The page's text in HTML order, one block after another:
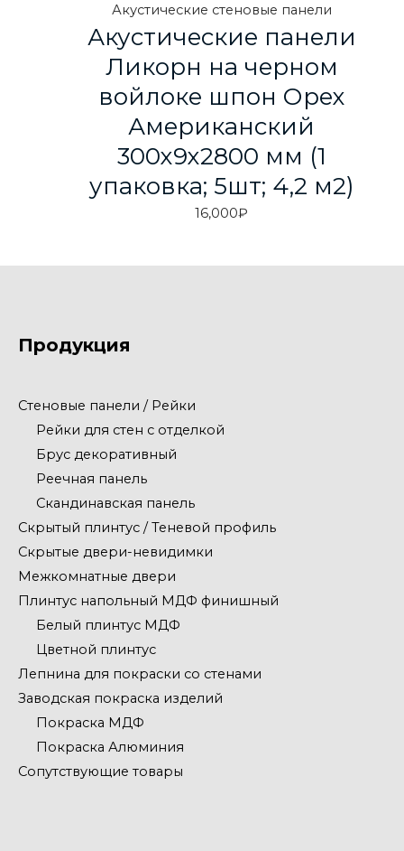
Акустические стеновые панели
Акустические панели
Ликорн на черном
войлоке шпон Орех
Американский
300х9х2800 мм (1
упаковка; 5шт; 4,2 м2)
16,000₽
Продукция
Стеновые панели / Рейки
Рейки для стен с отделкой
Брус декоративный
Реечная панель
Скандинавская панель
Скрытый плинтус / Теневой профиль
Скрытые двери-невидимки
Межкомнатные двери
Плинтус напольный МДФ финишный
Белый плинтус МДФ
Цветной плинтус
Лепнина для покраски со стенами
Заводская покраска изделий
Покраска МДФ
Покраска Алюминия
Сопутствующие товары